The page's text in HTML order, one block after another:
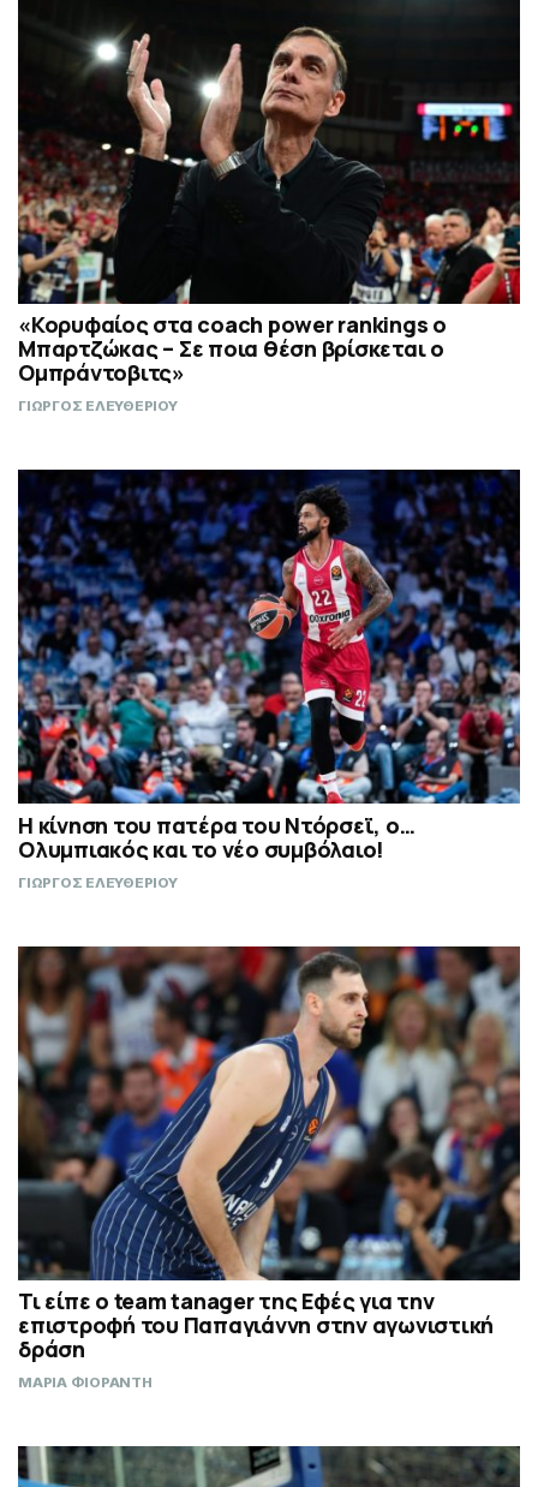
«Κορυφαίος στα coach power rankings ο
Μπαρτζώκας – Σε ποια θέση βρίσκεται ο
Ομπράντοβιτς»
ΓΙΩΡΓΟΣ ΕΛΕΥΘΕΡΙΟΥ
Η κίνηση του πατέρα του Ντόρσεϊ, ο…
Ολυμπιακός και το νέο συμβόλαιο!
ΓΙΩΡΓΟΣ ΕΛΕΥΘΕΡΙΟΥ
Τι είπε ο team tanager της Εφές για την
επιστροφή του Παπαγιάννη στην αγωνιστική
δράση
ΜΑΡΙΑ ΦΙΟΡΑΝΤΗ